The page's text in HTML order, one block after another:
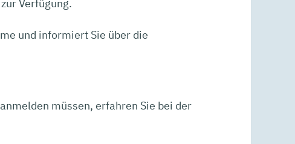
Verfügung.
und informiert Sie über die
müssen, erfahren Sie bei der